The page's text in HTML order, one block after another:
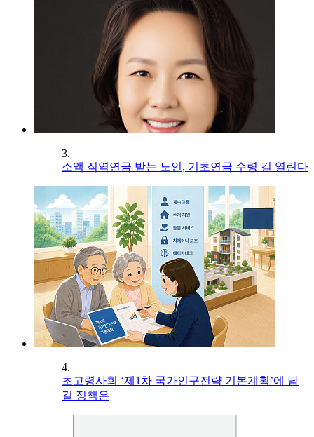
3.
소액 직역연금 받는 노인, 기초연금 수령 길 열린다
4.
초고령사회 ‘제1차 국가인구전략 기본계획’에 담
길 정책은